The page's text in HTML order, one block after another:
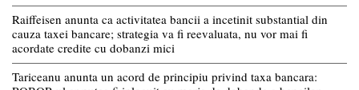
Raiffeisen anunta ca activitatea bancii a incetinit substantial din
cauza taxei bancare; strategia va fi reevaluata, nu vor mai fi
acordate credite cu dobanzi mici
Tariceanu anunta un acord de principiu privind taxa bancara: